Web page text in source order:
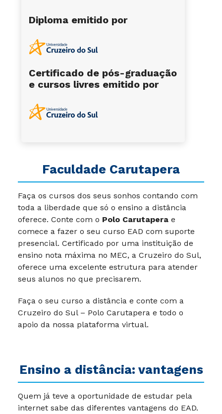
Faculdade Carutapera
Faça os cursos dos seus sonhos contando com
toda a liberdade que só o ensino a distância
oferece. Conte com o Polo Carutapera e
comece a fazer o seu curso EAD com suporte
presencial. Certificado por uma instituição de
ensino nota máxima no MEC, a Cruzeiro do Sul,
oferece uma excelente estrutura para atender
seus alunos no que precisarem.
Faça o seu curso a distância e conte com a
Cruzeiro do Sul – Polo Carutapera e todo o
apoio da nossa plataforma virtual.
Ensino a distância: vantagens
Quem já teve a oportunidade de estudar pela
internet sabe das diferentes vantagens do EAD.
Diploma emitido por
Certificado de pós-graduação
e cursos livres emitido por